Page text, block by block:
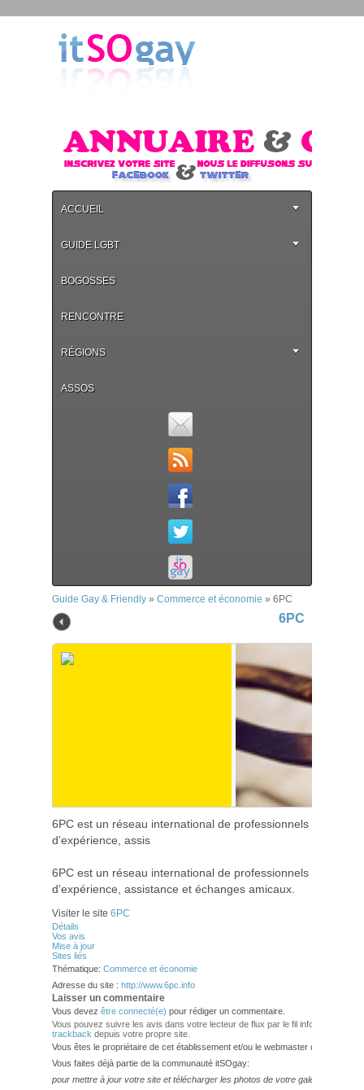
ACCUEIL
GUIDE LGBT
BOGOSSES
RENCONTRE
RÉGIONS
ASSOS
Guide Gay & Friendly » Commerce et économie » 6PC
6PC
6PC est un réseau international de professionnels gays afin
d’expérience, assis
6PC est un réseau international de professionnels gays afin
d’expérience, assistance et échanges amicaux.
Visiter le site 6PC
Détails
Vos avis
Mise à jour
Sites liés
Thématique: Commerce et économie
Adresse du site : http://www.6pc.info
Laisser un commentaire
Vous devez être connecté(e) pour rédiger un commentaire.
Vous pouvez suivre les avis dans votre lecteur de flux par le fil info
trackback depuis votre propre site.
Vous êtes le propriétaire de cet établissement et/ou le webmaster de ce site?
Vous faites déjà partie de la communauté itSOgay:
pour mettre à jour votre site et télécharger les photos de votre galerie,